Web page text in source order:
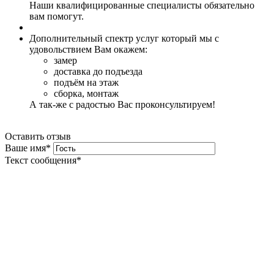
Наши квалифицированные специалисты обязательно
вам помогут.
Дополнительный спектр услуг который мы с
удовольствием Вам окажем:
замер
доставка до подъезда
подъём на этаж
сборка, монтаж
А так-же с радостью Вас проконсультируем!
Оставить отзыв
Ваше имя*
Текст сообщения*